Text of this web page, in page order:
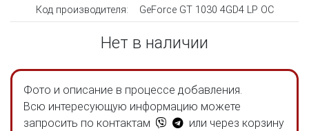
Код производителя:
GeForce GT 1030 4GD4 LP OC
Нет в наличии
Фото и описание в процессе добавления.
Всю интересующую информацию можете
запросить по контактам
или через корзину